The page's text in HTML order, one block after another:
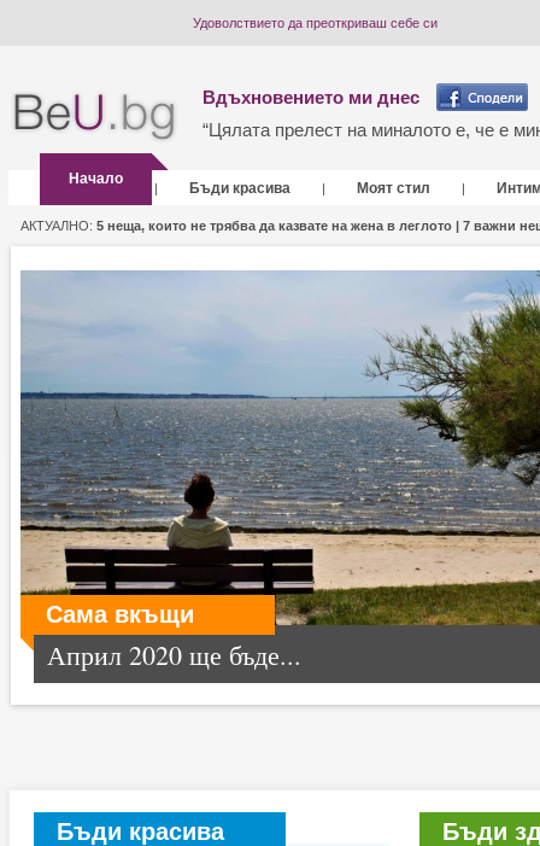
Удоволствието да преоткриваш себе си
Вдъхновението ми днес
“Цялата прелест на миналото е, че е
Начало
| Бъди красива | Моят стил |
АКТУАЛНО: 5 неща, които не трябва да казвате на жена в леглото | 7 важни
Сама вкъщи
Април 2020 ще бъде...
Бъди красива Бъди